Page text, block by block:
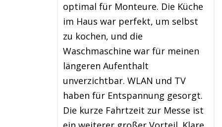
optimal für Monteure. Die Küche
im Haus war perfekt, um selbst
zu kochen, und die
Waschmaschine war für meinen
längeren Aufenthalt
unverzichtbar. WLAN und TV
haben für Entspannung gesorgt.
Die kurze Fahrtzeit zur Messe ist